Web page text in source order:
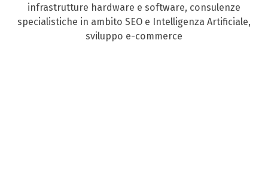
infrastrutture hardware e software, consulenze
specialistiche in ambito SEO e Intelligenza Artificiale,
sviluppo e-commerce